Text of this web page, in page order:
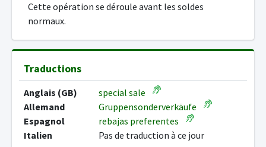
Cette opération se déroule avant les soldes
normaux.
Traductions
Anglais (GB)
special sale
Allemand
Gruppensonderverkäufe
Espagnol
rebajas preferentes
Italien
Pas de traduction à ce jour